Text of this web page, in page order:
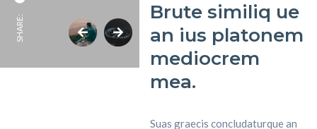
SHARE:
Brute similiq ue
an ius platonem
mediocrem
mea.
Suas graecis concludaturque an